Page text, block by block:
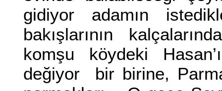
gidiyor adamın
bakışlarının
komşu köydeki
değiyor bir birine,